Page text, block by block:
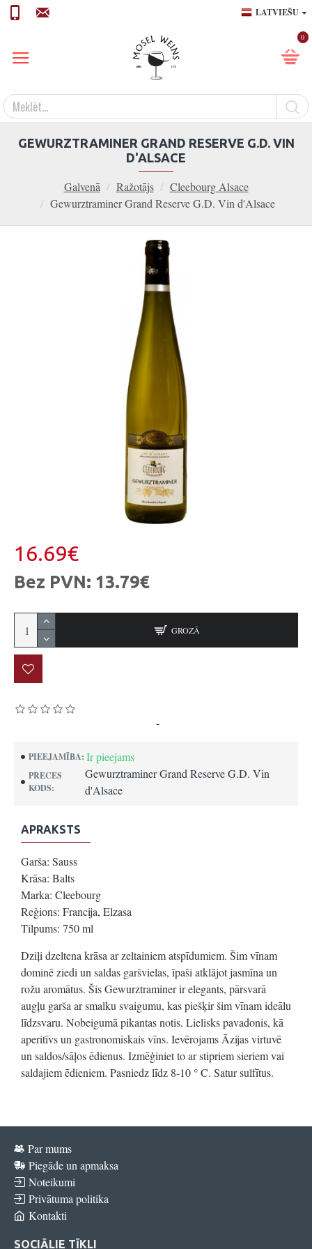
LATVIEŠU
0
Galvenā Ražotājs
Cleebourg Alsace
Gewurztraminer Grand Reserve G.D. Vin d'Alsace
GEWURZTRAMINER GRAND RESERVE G.D. VIN
D'ALSACE
PIEEJAMĪBA: Ir pieejams
PRECES
KODS:
Gewurztraminer Grand Reserve G.D. Vin
d'Alsace
-
16.69€
Bez PVN: 13.79€
GROZĀ
APRAKSTS
Garša: Sauss
Krāsa: Balts
Marka: Cleebourg
Reģions: Francija, Elzasa
Tilpums: 750 ml
Dziļi dzeltena krāsa ar zeltainiem atspīdumiem. Šim vīnam
dominē ziedi un saldas garšvielas, īpaši atklājot jasmīna un
rožu aromātus. Šis Gewurztraminer ir elegants, pārsvarā
augļu garša ar smalku svaigumu, kas piešķir šim vīnam ideālu
līdzsvaru. Nobeigumā pikantas notis. Lielisks pavadonis, kā
aperitīvs un gastronomiskais vīns. Ievērojams Āzijas virtuvē
un saldos/sāļos ēdienus. Izmēģiniet to ar stipriem sieriem vai
saldajiem ēdieniem. Pasniedz līdz 8-10 ° C. Satur sulfītus.
Par mums
Piegāde un apmaksa
Noteikumi
Privātuma politika
Kontakti
SOCIĀLIE TĪKLI